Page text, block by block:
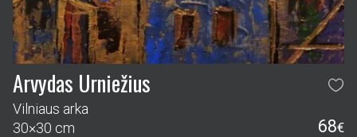
Arvydas Urniežius
Vilniaus arka
30×30 cm
68€